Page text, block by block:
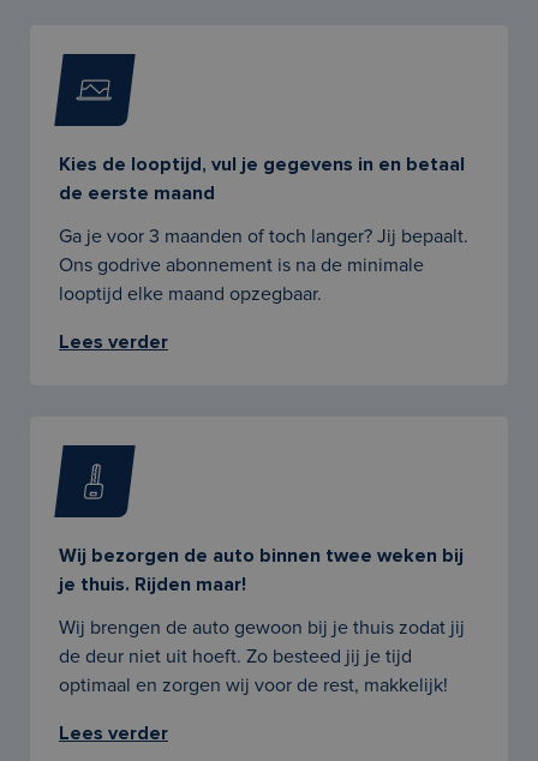
Kies de looptijd, vul je gegevens in en betaal
de eerste maand
Ga je voor 3 maanden of toch langer? Jij bepaalt.
Ons godrive abonnement is na de minimale
looptijd elke maand opzegbaar.
Lees verder
Wij bezorgen de auto binnen twee weken bij
je thuis. Rijden maar!
Wij brengen de auto gewoon bij je thuis zodat jij
de deur niet uit hoeft. Zo besteed jij je tijd
optimaal en zorgen wij voor de rest, makkelijk!
Lees verder